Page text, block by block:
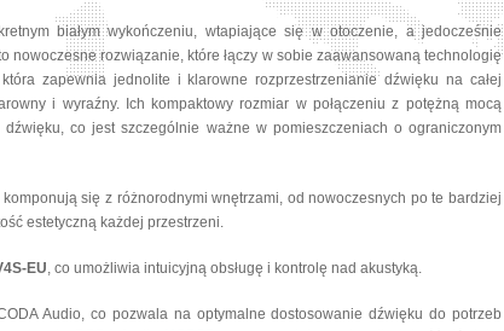
białym wykończeniu, wtapiające się w otoczenie, a jedocześnie
rozwiązanie, które łączy w sobie zaawansowaną technologię
zapewnia jednolite i klarowne rozprzestrzenianie dźwięku na całej
i wyraźny. Ich kompaktowy rozmiar w połączeniu z potężną mocą
co jest szczególnie ważne w pomieszczeniach o ograniczonym
się z różnorodnymi wnętrzami, od nowoczesnych po te bardziej
estetyczną każdej przestrzeni.
EU, co umożliwia intuicyjną obsługę i kontrolę nad akustyką.
Audio, co pozwala na optymalne dostosowanie dźwięku do potrzeb